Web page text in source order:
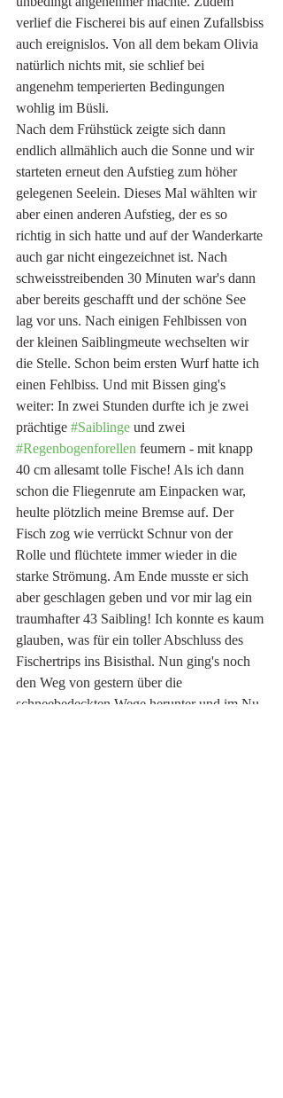
verlief die Fischerei bis auf einen Zufallsbiss
auch ereignislos. Von all dem bekam Olivia
natürlich nichts mit, sie schlief bei
angenehm temperierten Bedingungen
wohlig im Büsli.
Nach dem Frühstück zeigte sich dann
endlich allmählich auch die Sonne und wir
starteten erneut den Aufstieg zum höher
gelegenen Seelein. Dieses Mal wählten wir
aber einen anderen Aufstieg, der es so
richtig in sich hatte und auf der Wanderkarte
auch gar nicht eingezeichnet ist. Nach
schweisstreibenden 30 Minuten war's dann
aber bereits geschafft und der schöne See
lag vor uns. Nach einigen Fehlbissen von
der kleinen Saiblingmeute wechselten wir
die Stelle. Schon beim ersten Wurf hatte ich
einen Fehlbiss. Und mit Bissen ging's
weiter: In zwei Stunden durfte ich je zwei
prächtige #Saiblinge und zwei
#Regenbogenforellen feumern - mit knapp
40 cm allesamt tolle Fische! Als ich dann
schon die Fliegenrute am Einpacken war,
heulte plötzlich meine Bremse auf. Der
Fisch zog wie verrückt Schnur von der
Rolle und flüchtete immer wieder in die
starke Strömung. Am Ende musste er sich
aber geschlagen geben und vor mir lag ein
traumhafter 43 Saibling! Ich konnte es kaum
glauben, was für ein toller Abschluss des
Fischertrips ins Bisisthal. Nun ging's noch
den Weg von gestern über die
schneebedeckten Wege herunter und im Nu